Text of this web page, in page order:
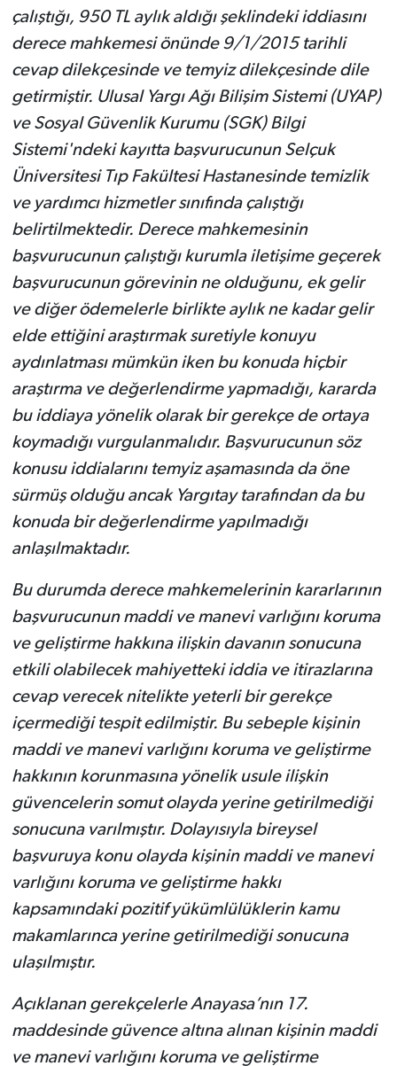
çalıştığı, 950 TL aylık aldığı şeklindeki iddiasını
derece mahkemesi önünde 9/1/2015 tarihli
cevap dilekçesinde ve temyiz dilekçesinde dile
getirmiştir. Ulusal Yargı Ağı Bilişim Sistemi (UYAP)
ve Sosyal Güvenlik Kurumu (SGK) Bilgi
Sistemi'ndeki kayıtta başvurucunun Selçuk
Üniversitesi Tıp Fakültesi Hastanesinde temizlik
ve yardımcı hizmetler sınıfında çalıştığı
belirtilmektedir. Derece mahkemesinin
başvurucunun çalıştığı kurumla iletişime geçerek
başvurucunun görevinin ne olduğunu, ek gelir
ve diğer ödemelerle birlikte aylık ne kadar gelir
elde ettiğini araştırmak suretiyle konuyu
aydınlatması mümkün iken bu konuda hiçbir
araştırma ve değerlendirme yapmadığı, kararda
bu iddiaya yönelik olarak bir gerekçe de ortaya
koymadığı vurgulanmalıdır. Başvurucunun söz
konusu iddialarını temyiz aşamasında da öne
sürmüş olduğu ancak Yargıtay tarafından da bu
konuda bir değerlendirme yapılmadığı
anlaşılmaktadır.
Bu durumda derece mahkemelerinin kararlarının
başvurucunun maddi ve manevi varlığını koruma
ve geliştirme hakkına ilişkin davanın sonucuna
etkili olabilecek mahiyetteki iddia ve itirazlarına
cevap verecek nitelikte yeterli bir gerekçe
içermediği tespit edilmiştir. Bu sebeple kişinin
maddi ve manevi varlığını koruma ve geliştirme
hakkının korunmasına yönelik usule ilişkin
güvencelerin somut olayda yerine getirilmediği
sonucuna varılmıştır. Dolayısıyla bireysel
başvuruya konu olayda kişinin maddi ve manevi
varlığını koruma ve geliştirme hakkı
kapsamındaki pozitif yükümlülüklerin kamu
makamlarınca yerine getirilmediği sonucuna
ulaşılmıştır.
Açıklanan gerekçelerle Anayasa’nın 17.
maddesinde güvence altına alınan kişinin maddi
ve manevi varlığını koruma ve geliştirme